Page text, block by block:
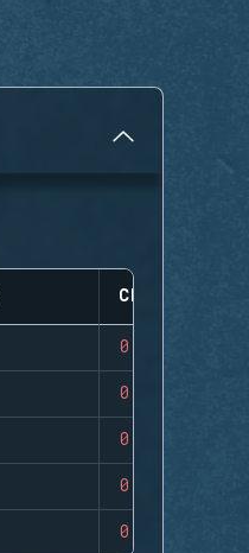
CLUTCHES
0
0
0
0
0